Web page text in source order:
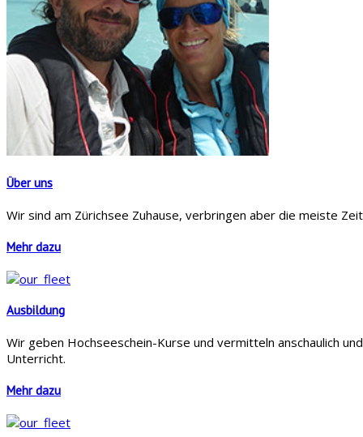
Über uns
Wir sind am Zürichsee Zuhause, verbringen aber die meiste
Mehr dazu
Ausbildung
Wir geben Hochseeschein-Kurse und vermitteln anschaulich
Unterricht.
Mehr dazu